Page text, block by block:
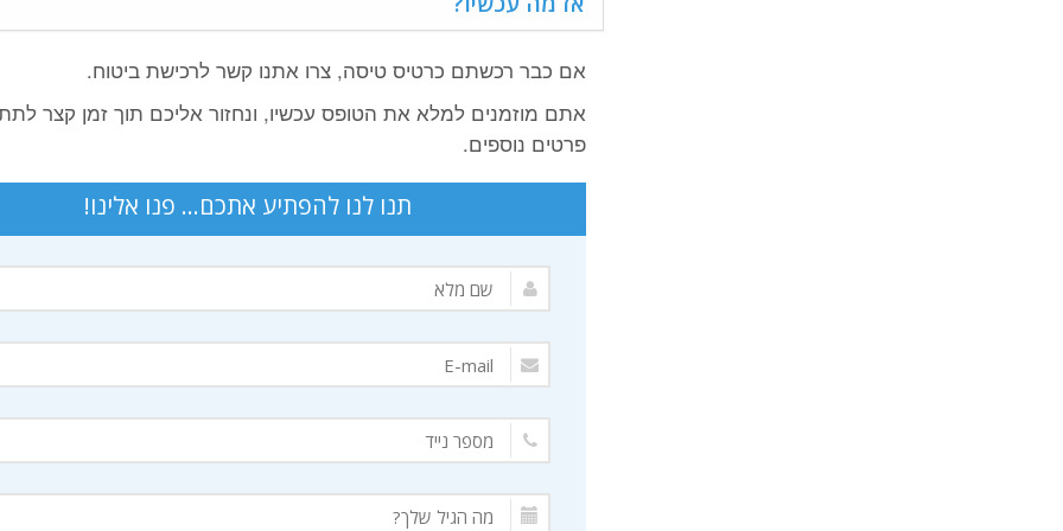
אם כבר רכשתם כרטיס טיסה, צרו אתנו קשר לרכישת ביטוח.
אתם מוזמנים למלא את הטופס עכשיו, ונחזור אליכם תוך זמן קצר
פרטים נוספים.
תנו לנו להפתיע אתכם... פנו אלינו!